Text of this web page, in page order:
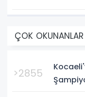
ÇOK OKUNANLAR
>2855